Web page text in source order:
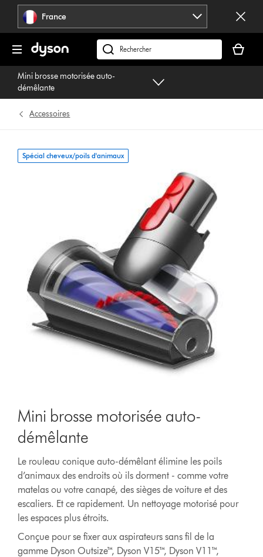
Sauter
pages
France
Rechercher
des
produits
panier
est
Mini brosse motorisée auto-
démêlante
Accessoires
Spécial cheveux/poils d'animaux
Mini brosse motorisée auto-
démêlante
Le rouleau conique auto-démêlant élimine les poils
d’animaux des endroits où ils dorment - comme votre
matelas ou votre canapé, des sièges de voiture et des
escaliers. Et ce rapidement. Un nettoyage motorisé pour
les espaces plus étroits.
Conçue pour se fixer aux aspirateurs sans fil de la
gamme Dyson Outsize™, Dyson V15™, Dyson V11™,